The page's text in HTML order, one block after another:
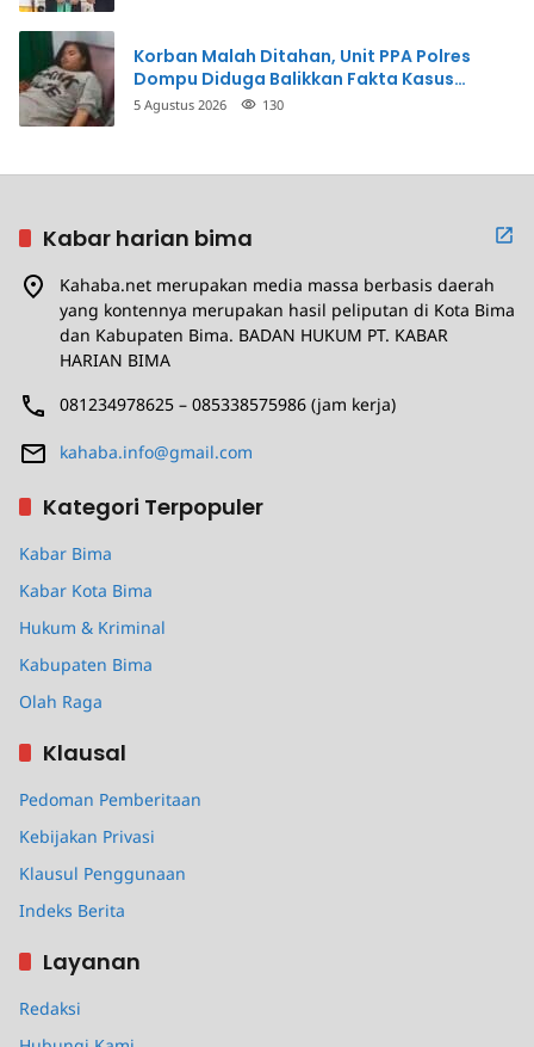
Korban Malah Ditahan, Unit PPA Polres
Dompu Diduga Balikkan Fakta Kasus
Penganiayaan
5 Agustus 2026 130
Kabar harian bima
Kahaba.net merupakan media massa berbasis daerah
yang kontennya merupakan hasil peliputan di Kota Bima
dan Kabupaten Bima. BADAN HUKUM PT. KABAR
HARIAN BIMA
081234978625 – 085338575986 (jam kerja)
kahaba.info@gmail.com
Kategori Terpopuler
Kabar Bima
Kabar Kota Bima
Hukum & Kriminal
Kabupaten Bima
Olah Raga
Klausal
Pedoman Pemberitaan
Kebijakan Privasi
Klausul Penggunaan
Indeks Berita
Layanan
Redaksi